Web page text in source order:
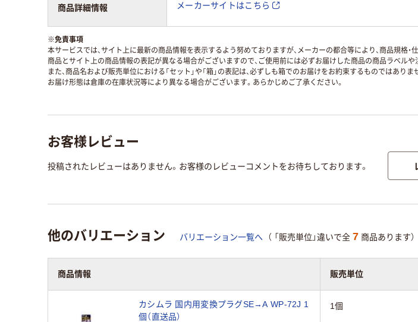
商品詳細情報 メーカーサイトはこちら
※免責事項
本サービスでは、サイト上に最新の商品情報を表示するよう努めておりますが、メーカーの都合等により、商品規格・
商品とサイト上の商品情報の表記が異なる場合がございますので、ご使用前には必ずお届けした商品の商品ラベル
また、商品名および販売単位における「セット」や「箱」の表記は、必ずしも箱でのお届けをお約束するものではありま
お届け形態は倉庫の在庫状況等により異なる場合がございます。あらかじめご了承ください。
お客様レビュー
投稿されたレビューはありません。お客様のレビューコメントをお待ちしております。
他のバリエーション バリエーション一覧へ （ 「販売単位」違いで全 7 商品あります）
商品情報 販売単位
カシムラ 国内用変換プラグSE→A WP-72J 1
個（直送品）
1個